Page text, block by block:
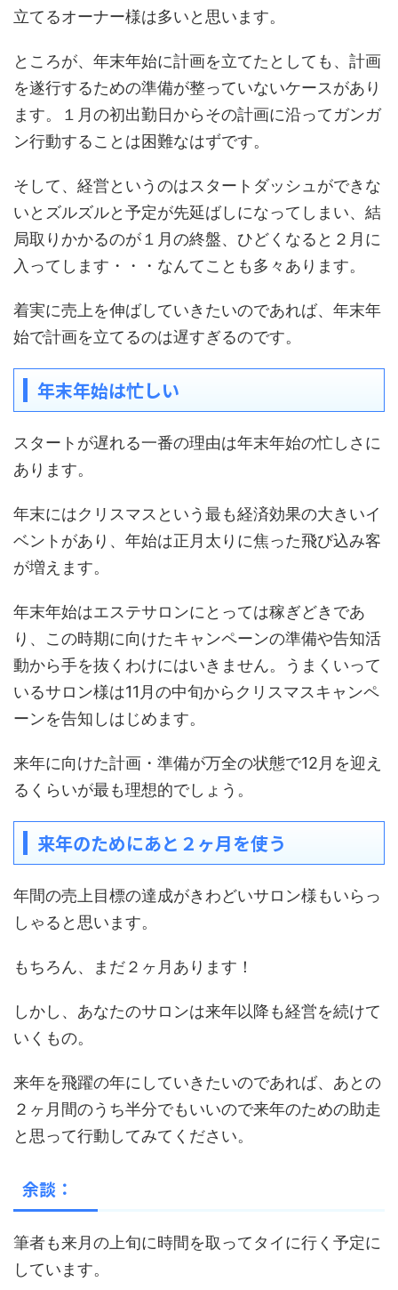
立てるオーナー様は多いと思います。
ところが、年末年始に計画を立てたとしても、計画
を遂行するための準備が整っていないケースがあり
ます。１月の初出勤日からその計画に沿ってガンガ
ン行動することは困難なはずです。
そして、経営というのはスタートダッシュができな
いとズルズルと予定が先延ばしになってしまい、結
局取りかかるのが１月の終盤、ひどくなると２月に
入ってします・・・なんてことも多々あります。
着実に売上を伸ばしていきたいのであれば、年末年
始で計画を立てるのは遅すぎるのです。
年末年始は忙しい
スタートが遅れる一番の理由は年末年始の忙しさに
あります。
年末にはクリスマスという最も経済効果の大きいイ
ベントがあり、年始は正月太りに焦った飛び込み客
が増えます。
年末年始はエステサロンにとっては稼ぎどきであ
り、この時期に向けたキャンペーンの準備や告知活
動から手を抜くわけにはいきません。うまくいって
いるサロン様は11月の中旬からクリスマスキャンペ
ーンを告知しはじめます。
来年に向けた計画・準備が万全の状態で12月を迎え
るくらいが最も理想的でしょう。
来年のためにあと２ヶ月を使う
年間の売上目標の達成がきわどいサロン様もいらっ
しゃると思います。
もちろん、まだ２ヶ月あります！
しかし、あなたのサロンは来年以降も経営を続けて
いくもの。
来年を飛躍の年にしていきたいのであれば、あとの
２ヶ月間のうち半分でもいいので来年のための助走
と思って行動してみてください。
余談：
筆者も来月の上旬に時間を取ってタイに行く予定に
しています。